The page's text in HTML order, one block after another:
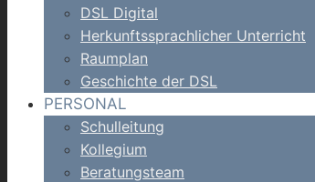
DSL Digital
Herkunftssprachlicher Unterricht
Raumplan
Geschichte der DSL
PERSONAL
Schulleitung
Kollegium
Beratungsteam